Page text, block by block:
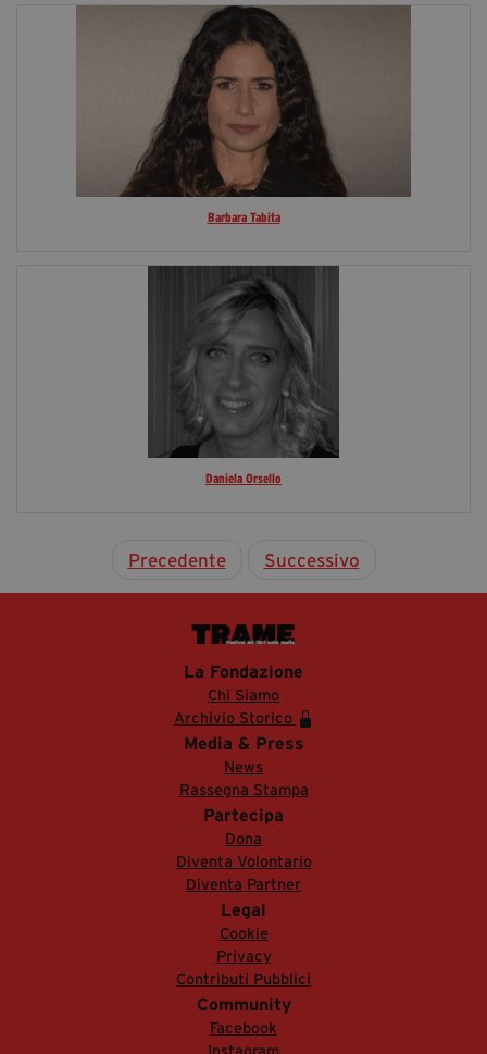
Barbara Tabita
Daniela Orsello
Precedente Successivo
La Fondazione
Chi Siamo
Archivio Storico
Media & Press
News
Rassegna Stampa
Partecipa
Dona
Diventa Volontario
Diventa Partner
Legal
Cookie
Privacy
Contributi Pubblici
Community
Facebook